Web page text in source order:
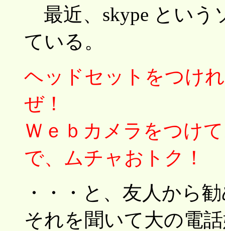
最近、skype という
ている。
ヘッドセットをつけ
ぜ！
Ｗｅｂカメラをつけ
で、ムチャおトク！
・・・と、友人から
それを聞いて大の電